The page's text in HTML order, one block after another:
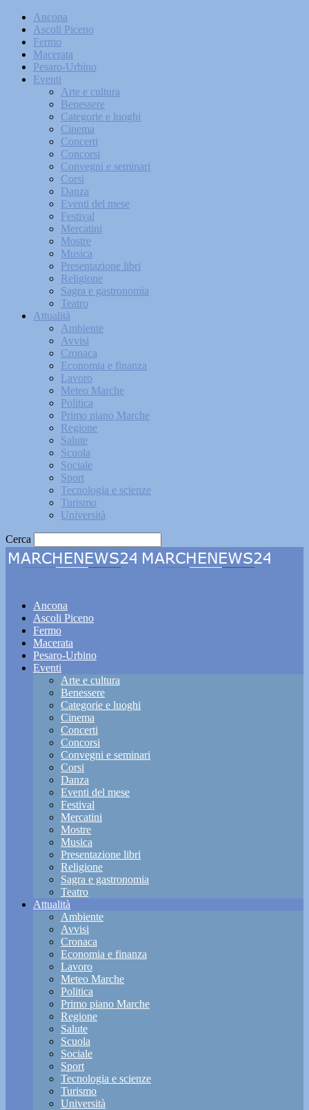
Ancona
Ascoli Piceno
Fermo
Macerata
Pesaro-Urbino
Eventi
Arte e cultura
Benessere
Categorie e luoghi
Cinema
Concerti
Concorsi
Convegni e seminari
Corsi
Danza
Eventi del mese
Festival
Mercatini
Mostre
Musica
Presentazione libri
Religione
Sagra e gastronomia
Teatro
Attualità
Ambiente
Avvisi
Cronaca
Economia e finanza
Lavoro
Meteo Marche
Politica
Primo piano Marche
Regione
Salute
Scuola
Sociale
Sport
Tecnologia e scienze
Turismo
Università
Cerca
Ancona
Ascoli Piceno
Fermo
Macerata
Pesaro-Urbino
Eventi
Arte e cultura
Benessere
Categorie e luoghi
Cinema
Concerti
Concorsi
Convegni e seminari
Corsi
Danza
Eventi del mese
Festival
Mercatini
Mostre
Musica
Presentazione libri
Religione
Sagra e gastronomia
Teatro
Attualità
Ambiente
Avvisi
Cronaca
Economia e finanza
Lavoro
Meteo Marche
Politica
Primo piano Marche
Regione
Salute
Scuola
Sociale
Sport
Tecnologia e scienze
Turismo
Università